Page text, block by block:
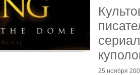
25 ноября